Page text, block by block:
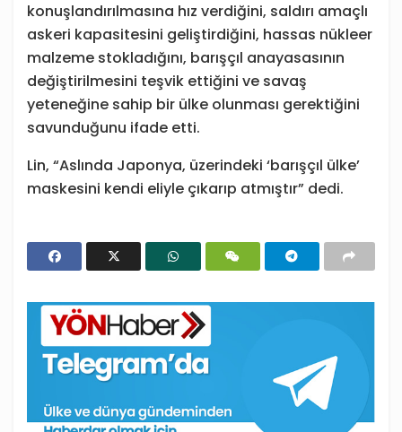
konuşlandırılmasına hız verdiğini, saldırı amaçlı
askeri kapasitesini geliştirdiğini, hassas nükleer
malzeme stokladığını, barışçıl anayasasının
değiştirilmesini teşvik ettiğini ve savaş
yeteneğine sahip bir ülke olunması gerektiğini
savunduğunu ifade etti.
Lin, “Aslında Japonya, üzerindeki ‘barışçıl ülke’
maskesini kendi eliyle çıkarıp atmıştır” dedi.